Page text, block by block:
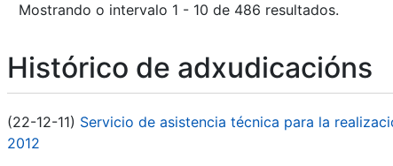
Mostrando o intervalo 1 - 10 de 486 resultados.
Histórico de adxudicacións
(22-12-11) Servicio de asistencia técnica para la
2012